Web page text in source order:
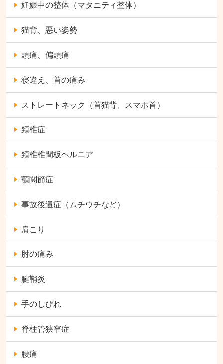
妊娠中の整体（マタニティ整体）
猫背、悪い姿勢
頭痛、偏頭痛
寝違え、首の痛み
ストレートネック（首猫背、スマホ首）
頚椎症
頚椎椎間板ヘルニア
顎関節症
事故後遺症（ムチウチなど）
肩こり
肘の痛み
腱鞘炎
手のしびれ
脊柱管狭窄症
腰痛